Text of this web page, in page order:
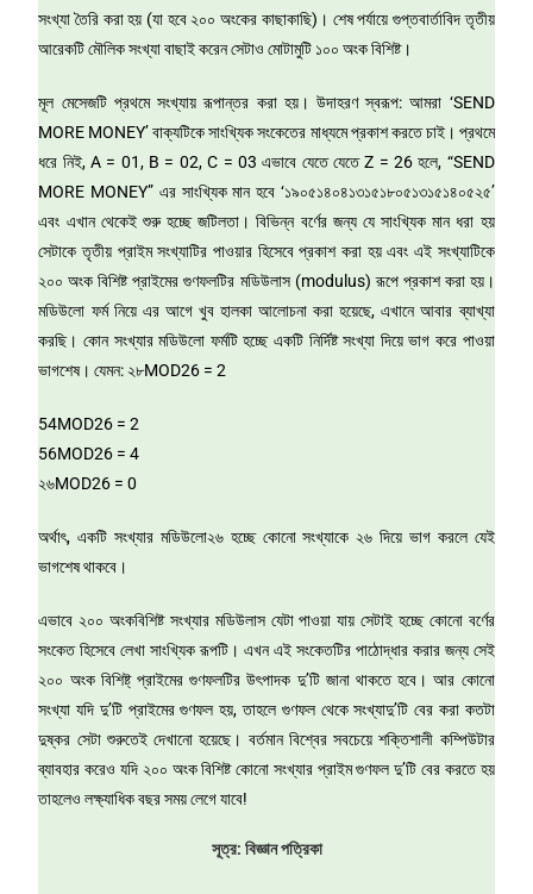
সংখ্যা তৈরি করা হয় (যা হবে ২০০ অংকের কাছাকাছি)। শেষ পর্যায়ে গুপ্তবার্তাবিদ তৃতীয়
আরেকটি মৌলিক সংখ্যা বাছাই করেন সেটাও মোটামুটি ১০০ অংক বিশিষ্ট।
মূল মেসেজটি প্রথমে সংখ্যায় রূপান্তর করা হয়। উদাহরণ স্বরূপ: আমরা ‘SEND
MORE MONEY’ বাক্যটিকে সাংখ্যিক সংকেতের মাধ্যমে প্রকাশ করতে চাই। প্রথমে
ধরে নিই, A = 01, B = 02, C = 03 এভাবে যেতে যেতে Z = 26 হলে, “SEND
MORE MONEY” এর সাংখ্যিক মান হবে ‘১৯০৫১৪০৪১৩১৫১৮০৫১৩১৫১৪০৫২৫’
এবং এখান থেকেই শুরু হচ্ছে জটিলতা। বিভিন্ন বর্ণের জন্য যে সাংখ্যিক মান ধরা হয়
সেটাকে তৃতীয় প্রাইম সংখ্যাটির পাওয়ার হিসেবে প্রকাশ করা হয় এবং এই সংখ্যাটিকে
২০০ অংক বিশিষ্ট প্রাইমের গুণফলটির মডিউলাস (modulus) রূপে প্রকাশ করা হয়।
মডিউলো ফর্ম নিয়ে এর আগে খুব হালকা আলোচনা করা হয়েছে, এখানে আবার ব্যাখ্যা
করছি। কোন সংখ্যার মডিউলো ফর্মটি হচ্ছে একটি নির্দিষ্ট সংখ্যা দিয়ে ভাগ করে পাওয়া
ভাগশেষ। যেমন: ২৮MOD26 = 2
54MOD26 = 2
56MOD26 = 4
২৬MOD26 = 0
অর্থাৎ, একটি সংখ্যার মডিউলো২৬ হচ্ছে কোনো সংখ্যাকে ২৬ দিয়ে ভাগ করলে যেই
ভাগশেষ থাকবে।
এভাবে ২০০ অংকবিশিষ্ট সংখ্যার মডিউলাস যেটা পাওয়া যায় সেটাই হচ্ছে কোনো বর্ণের
সংকেত হিসেবে লেখা সাংখ্যিক রূপটি। এখন এই সংকেতটির পাঠোদ্ধার করার জন্য সেই
২০০ অংক বিশিষ্ট্ প্রাইমের গুণফলটির উৎপাদক দু’টি জানা থাকতে হবে। আর কোনো
সংখ্যা যদি দু’টি প্রাইমের গুণফল হয়, তাহলে গুণফল থেকে সংখ্যাদু’টি বের করা কতটা
দুষ্কর সেটা শুরুতেই দেখানো হয়েছে। বর্তমান বিশ্বের সবচেয়ে শক্তিশালী কম্পিউটার
ব্যাবহার করেও যদি ২০০ অংক বিশিষ্ট কোনো সংখ্যার প্রাইম গুণফল দু’টি বের করতে হয়
তাহলেও লক্ষ্যাধিক বছর সময় লেগে যাবে!
সূত্র: বিজ্ঞান পত্রিকা